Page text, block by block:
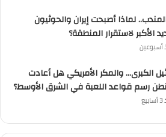
لماذا أصبحت إيران والحوثيون
الأكبر لاستقرار المنطقة؟
أسبوعين
الكبرى… والمكر الأمريكي هل أعادت
رسم قواعد اللعبة في الشرق الأوسط؟